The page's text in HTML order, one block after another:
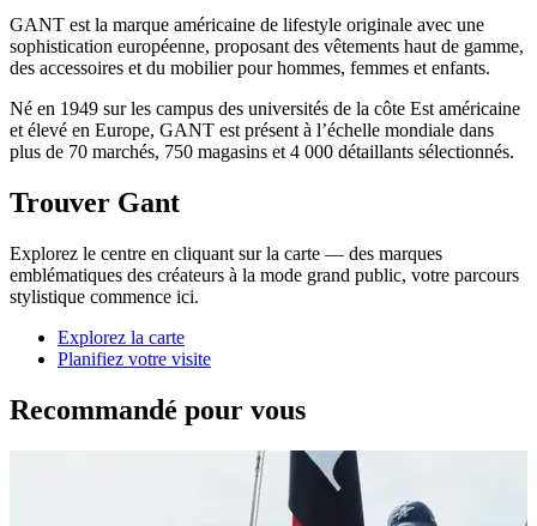
GANT est la marque américaine de lifestyle originale avec une
sophistication européenne, proposant des vêtements haut de gamme,
des accessoires et du mobilier pour hommes, femmes et enfants.
Né en 1949 sur les campus des universités de la côte Est américaine
et élevé en Europe, GANT est présent à l’échelle mondiale dans
plus de 70 marchés, 750 magasins et 4 000 détaillants sélectionnés.
Trouver Gant
Explorez le centre en cliquant sur la carte — des marques
emblématiques des créateurs à la mode grand public, votre parcours
stylistique commence ici.
Explorez la carte
Planifiez votre visite
Recommandé pour vous